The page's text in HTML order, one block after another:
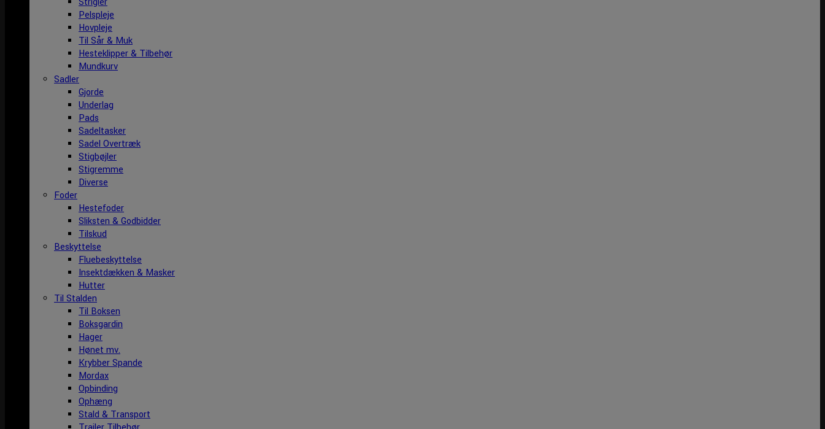
Pelspleje
Hovpleje
Til Sår & Muk
Hesteklipper & Tilbehør
Mundkurv
Sadler
Gjorde
Underlag
Pads
Sadeltasker
Sadel Overtræk
Stigbøjler
Stigremme
Diverse
Foder
Hestefoder
Sliksten & Godbidder
Tilskud
Beskyttelse
Fluebeskyttelse
Insektdækken & Masker
Hutter
Til Stalden
Til Boksen
Boksgardin
Hager
Hønet mv.
Krybber Spande
Mordax
Opbinding
Ophæng
Stald & Transport